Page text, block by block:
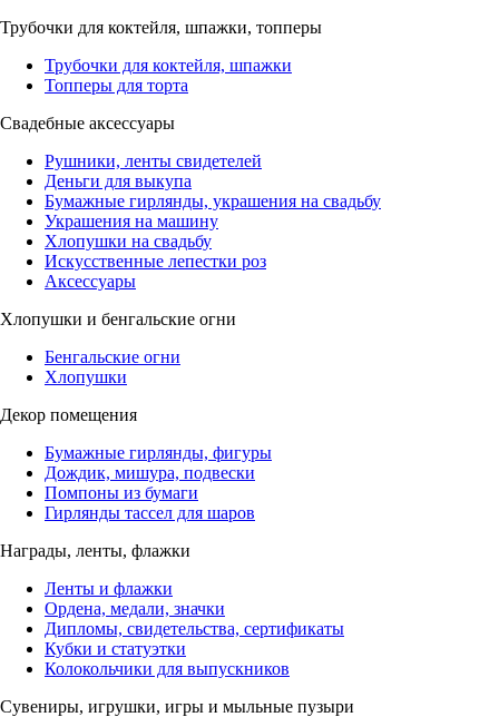
Трубочки для коктейля, шпажки, топперы
Трубочки для коктейля, шпажки
Топперы для торта
Свадебные аксессуары
Рушники, ленты свидетелей
Деньги для выкупа
Бумажные гирлянды, украшения на свадьбу
Украшения на машину
Хлопушки на свадьбу
Искусственные лепестки роз
Аксессуары
Хлопушки и бенгальские огни
Бенгальские огни
Хлопушки
Декор помещения
Бумажные гирлянды, фигуры
Дождик, мишура, подвески
Помпоны из бумаги
Гирлянды тассел для шаров
Награды, ленты, флажки
Ленты и флажки
Ордена, медали, значки
Дипломы, свидетельства, сертификаты
Кубки и статуэтки
Колокольчики для выпускников
Сувениры, игрушки, игры и мыльные пузыри